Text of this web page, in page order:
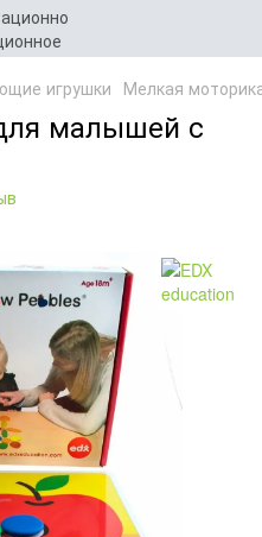
игрушки Мелкая
малышей с